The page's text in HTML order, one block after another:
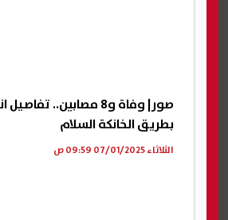
صور| وفاة و8 مصابين..
بطريق الخانكة السلام
الثلاثاء 07/01/2025 09:59 ص